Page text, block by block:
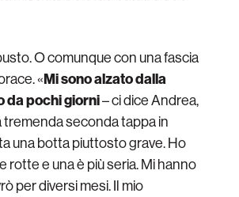
O comunque con una fascia
«Mi sono alzato dalla
da pochi giorni– ci dice Andrea,
tremenda seconda tappa in
una botta piuttosto grave. Ho
rotte e una è più seria. Mi hanno
per diversi mesi. Il mio